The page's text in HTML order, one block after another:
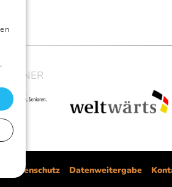
Datenschutz Datenweitergabe